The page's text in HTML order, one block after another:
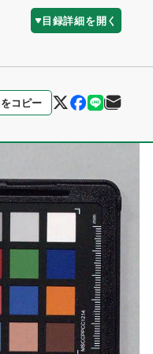
目録詳細を開く
コピー